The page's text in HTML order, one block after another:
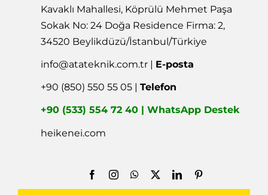
Kavaklı Mahallesi, Köprülü Mehmet Paşa
Sokak No: 24 Doğa Residence Firma: 2,
34520 Beylikdüzü/İstanbul/Türkiye
info@atateknik.com.tr | E-posta
+90 (850) 550 55 05 |Telefon
+90 (533) 554 72 40 | WhatsApp Destek
heikenei.com